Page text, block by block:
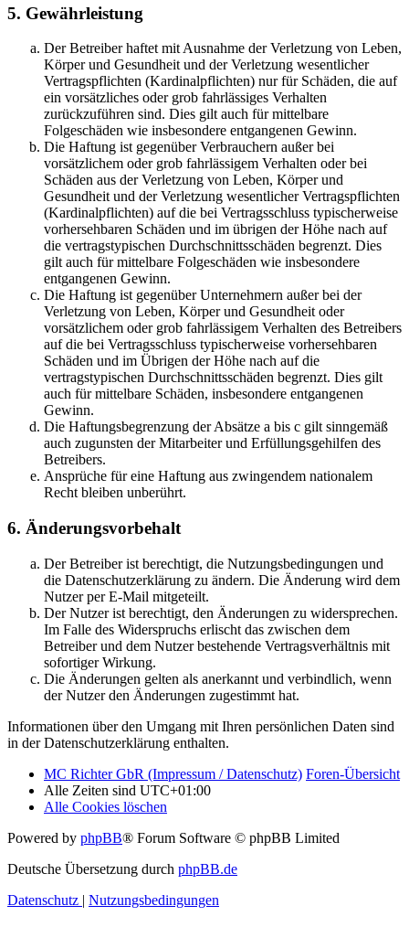
5. Gewährleistung
Der Betreiber haftet mit Ausnahme der Verletzung von Leben,
Körper und Gesundheit und der Verletzung wesentlicher
Vertragspflichten (Kardinalpflichten) nur für Schäden, die auf
ein vorsätzliches oder grob fahrlässiges Verhalten
zurückzuführen sind. Dies gilt auch für mittelbare
Folgeschäden wie insbesondere entgangenen Gewinn.
Die Haftung ist gegenüber Verbrauchern außer bei
vorsätzlichem oder grob fahrlässigem Verhalten oder bei
Schäden aus der Verletzung von Leben, Körper und
Gesundheit und der Verletzung wesentlicher Vertragspflichten
(Kardinalpflichten) auf die bei Vertragsschluss typischerweise
vorhersehbaren Schäden und im übrigen der Höhe nach auf
die vertragstypischen Durchschnittsschäden begrenzt. Dies
gilt auch für mittelbare Folgeschäden wie insbesondere
entgangenen Gewinn.
Die Haftung ist gegenüber Unternehmern außer bei der
Verletzung von Leben, Körper und Gesundheit oder
vorsätzlichem oder grob fahrlässigem Verhalten des Betreibers
auf die bei Vertragsschluss typischerweise vorhersehbaren
Schäden und im Übrigen der Höhe nach auf die
vertragstypischen Durchschnittsschäden begrenzt. Dies gilt
auch für mittelbare Schäden, insbesondere entgangenen
Gewinn.
Die Haftungsbegrenzung der Absätze a bis c gilt sinngemäß
auch zugunsten der Mitarbeiter und Erfüllungsgehilfen des
Betreibers.
Ansprüche für eine Haftung aus zwingendem nationalem
Recht bleiben unberührt.
6. Änderungsvorbehalt
Der Betreiber ist berechtigt, die Nutzungsbedingungen und
die Datenschutzerklärung zu ändern. Die Änderung wird dem
Nutzer per E-Mail mitgeteilt.
Der Nutzer ist berechtigt, den Änderungen zu widersprechen.
Im Falle des Widerspruchs erlischt das zwischen dem
Betreiber und dem Nutzer bestehende Vertragsverhältnis mit
sofortiger Wirkung.
Die Änderungen gelten als anerkannt und verbindlich, wenn
der Nutzer den Änderungen zugestimmt hat.
Informationen über den Umgang mit Ihren persönlichen Daten sind
in der Datenschutzerklärung enthalten.
MC Richter GbR (Impressum / Datenschutz) Foren-Übersicht
Alle Zeiten sind UTC+01:00
Alle Cookies löschen
Powered by phpBB® Forum Software © phpBB Limited
Deutsche Übersetzung durch phpBB.de
Datenschutz | Nutzungsbedingungen